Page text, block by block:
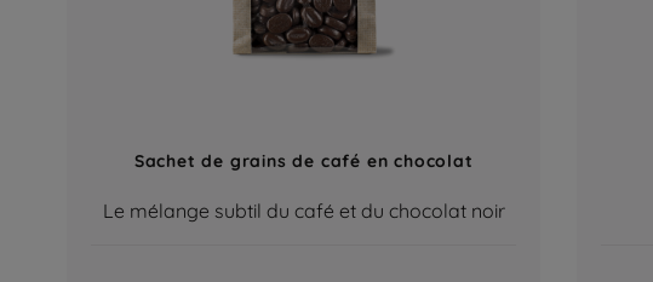
Sachet de grains de café en chocolat
Le mélange subtil du café et du chocolat noir